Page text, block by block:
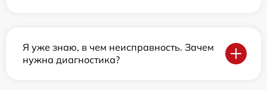
Я уже знаю, в чем неисправность. Зачем
нужна диагностика?